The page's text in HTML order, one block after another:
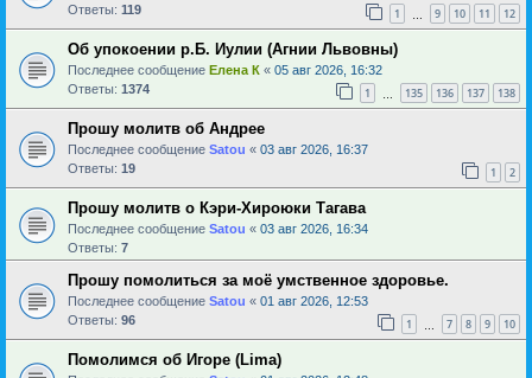
Ответы: 119 1 9 10 11 12
Об упокоении р.Б. Иулии (Агнии Львовны)
Последнее сообщение Елена К « 05 авг 2026, 16:32
Ответы: 1374 1 135 136 137 138
Прошу молитв об Андрее
Последнее сообщение Satou « 03 авг 2026, 16:37
Ответы: 19 1 2
Прошу молитв о Кэри-Хироюки Тагава
Последнее сообщение Satou « 03 авг 2026, 16:34
Ответы: 7
Прошу помолиться за моё умственное здоровье.
Последнее сообщение Satou « 01 авг 2026, 12:53
Ответы: 96 1 7 8 9 10
Помолимся об Игоре (Lima)